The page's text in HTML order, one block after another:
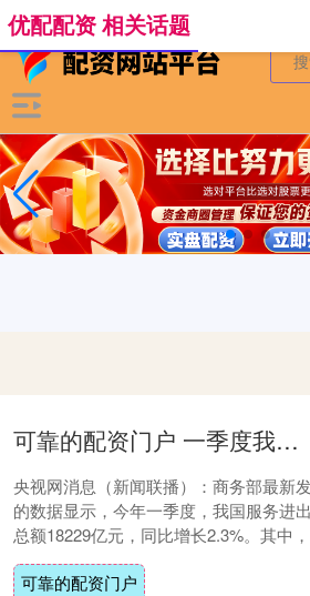
-->
优配配资 相关话题
可靠的配资门户 一季度我国服务出口同比增长11.2%&#32;“含新量”不断提升
央视网消息（新闻联播）：商务部最新
的数据显示，今年一季度，我国服务进
总额18229亿元，同比增长2.3%。其中
口7045.2亿元，同比增长11.2%....
可靠的配资门户